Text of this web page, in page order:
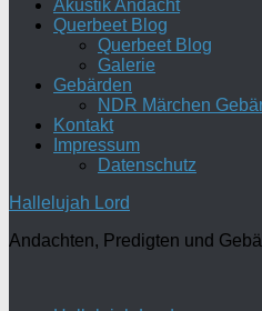
Akustik Andacht
Querbeet Blog
Querbeet Blog
Galerie
Gebärden
NDR Märchen
Kontakt
Impressum
Datenschutz
Hallelujah Lord
Andachten, Predigten und